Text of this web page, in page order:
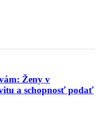
Ženy v
a schopnosť podať